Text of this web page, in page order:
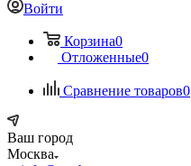
Войти
Корзина0
Отложенные0
Сравнение товаров0
Ваш город
Москва